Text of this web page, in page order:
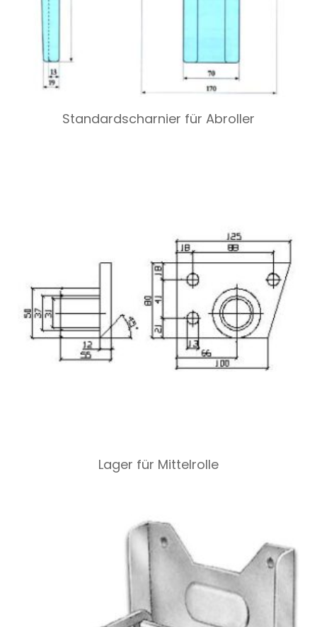
Standardscharnier für Abroller
Lager für Mittelrolle